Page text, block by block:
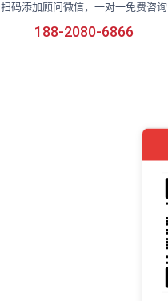
扫码添加顾问微信，一对一免费咨询
188-2080-6866